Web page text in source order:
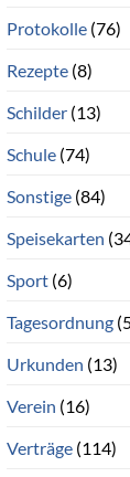
Protokolle(76)
Rezepte(8)
Schilder(13)
Schule(74)
Sonstige(84)
Speisekarten
Sport(6)
Tagesordnung
Urkunden (13)
Verein (16)
Verträge(114)